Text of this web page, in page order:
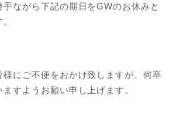
ながら下記の期日をGWのお休みと
様にご不便をおかけ致しますが、何卒
すようお願い申し上げます。